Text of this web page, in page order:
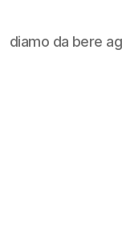
diamo da bere